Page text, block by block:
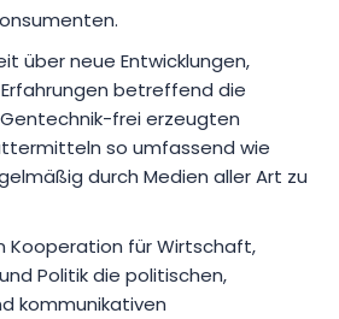
über neue Entwicklungen,
betreffend die
frei erzeugten
so umfassend wie
durch Medien aller Art zu
Kooperation für Wirtschaft,
Politik die politischen,
kommunikativen